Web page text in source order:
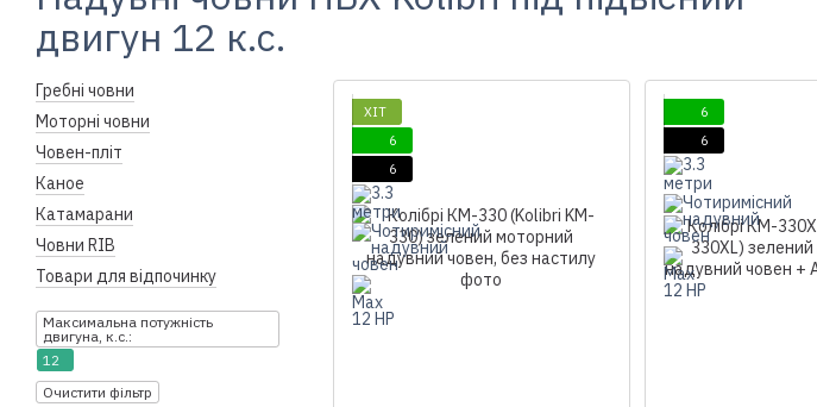
двигун 12 к.с.
ХІТ
6
6
6
6
Гребні човни
Моторні човни
Човен-пліт
Каное
Катамарани
Човни RIB
Товари для відпочинку
Максимальна потужність
двигуна, к.с.:
12
Очистити фільтр